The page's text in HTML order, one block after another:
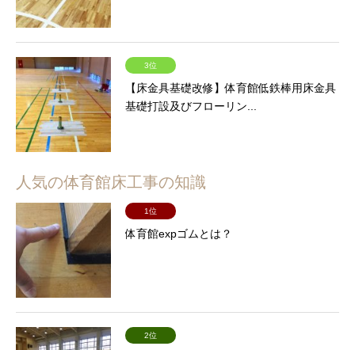
3位
【床金具基礎改修】体育館低鉄棒用床金具
基礎打設及びフローリン...
人気の体育館床工事の知識
1位
体育館expゴムとは？
2位